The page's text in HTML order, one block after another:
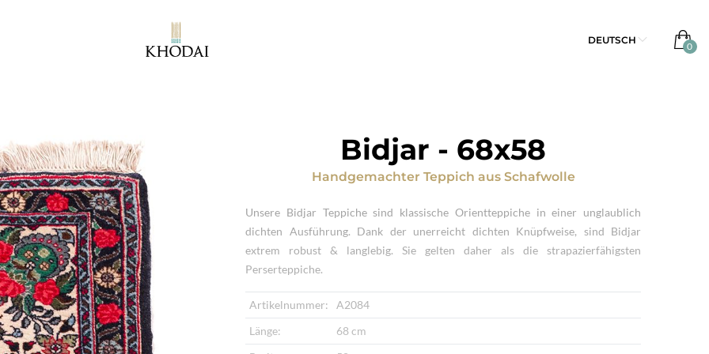
DEUTSCH
Bidjar - 68x58
Handgemachter Teppich aus Schafwolle
Unsere Bidjar Teppiche sind klassische Orientteppiche in einer unglaublich
dichten Ausführung. Dank der unerreicht dichten Knüpfweise, sind Bidjar
extrem robust & langlebig. Sie gelten daher als die strapazierfähigsten
Perserteppiche.
Artikelnummer:
A2084
Länge:
68 cm